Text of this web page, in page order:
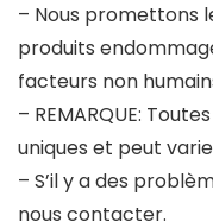
– Nous promettons
produits
facteurs non
– REMARQUE:
uniques et peut
– S’il y a des
nous contacter.